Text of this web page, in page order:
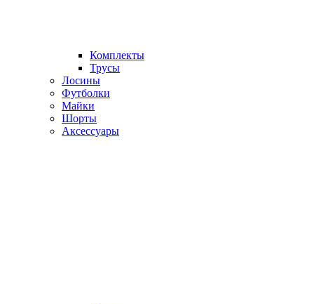
Комплекты
Трусы
Лосины
Футболки
Майки
Шорты
Аксессуары